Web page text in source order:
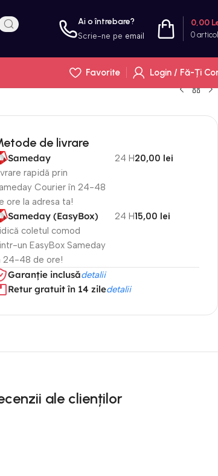
Ai o întrebare?
Scrie-ne pe email 0
0,00
Favorite
Login / Fă-Ți
de livrare
Sameday
rapidă prin
Courier în 24-48
ore la adresa ta!
24 H20,00 lei
Sameday (EasyBox)
coletul comod
un EasyBox Sameday
24-48 de ore!
24 H15,00 lei
Garanție inclusădetalii
Retur gratuit în 14 ziledetalii
ale clienților